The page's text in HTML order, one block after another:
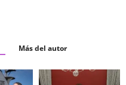
Más del autor